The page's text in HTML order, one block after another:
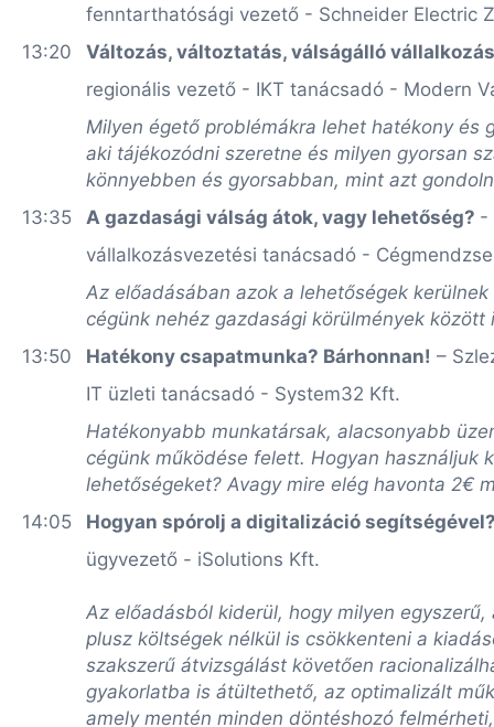
fenntarthatósági vezető - Schneider
13:20
Változás, változtatás, válságálló vállalkozás
regionális vezető - IKT tanácsadó - Modern
Milyen égető problémákra lehet hatékony és
aki tájékozódni szeretne és milyen gyorsan
könnyebben és gyorsabban, mint azt
13:35
A gazdasági válság átok, vagy lehetőség? -
vállalkozásvezetési tanácsadó -
Az előadásában azok a lehetőségek
cégünk nehéz gazdasági körülmények
13:50
Hatékony csapatmunka? Bárhonnan! –
IT üzleti tanácsadó - System32 Kft.
Hatékonyabb munkatársak, alacsonyabb
cégünk működése felett. Hogyan használjuk
lehetőségeket? Avagy mire elég havonta 2€
14:05
Hogyan spórolj a digitalizáció
ügyvezető - iSolutions Kft.
Az előadásból kiderül, hogy milyen
plusz költségek nélkül is csökkenteni a
szakszerű átvizsgálást követően
gyakorlatba is átültethető, az optimalizált
amely mentén minden döntéshozó